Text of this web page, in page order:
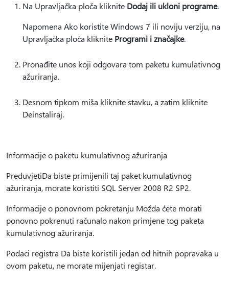
Na Upravljačka ploča kliknite Dodaj ili ukloni programe.
Napomena Ako koristite Windows 7 ili noviju verziju, na
Upravljačka ploča kliknite Programi i značajke.
Pronađite unos koji odgovara tom paketu kumulativnog
ažuriranja.
Desnom tipkom miša kliknite stavku, a zatim kliknite
Deinstaliraj.
Informacije o paketu kumulativnog ažuriranja
PreduvjetiDa biste primijenili taj paket kumulativnog
ažuriranja, morate koristiti SQL Server 2008 R2 SP2.
Informacije o ponovnom pokretanju Možda ćete morati
ponovno pokrenuti računalo nakon primjene tog paketa
kumulativnog ažuriranja.
Podaci registra Da biste koristili jedan od hitnih popravaka u
ovom paketu, ne morate mijenjati registar.